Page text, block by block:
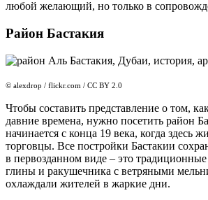
любой желающий, но только в
Район Бастакия
© alexdrop / flickr.com / CC BY 2.0
Чтобы составить представление о том,
давние времена, нужно посетить район
начинается с конца 19 века, когда здесь
торговцы. Все постройки Бастакии
в первозданном виде – это
глины и ракушечника с ветряными
охлаждали жителей в жаркие дни.